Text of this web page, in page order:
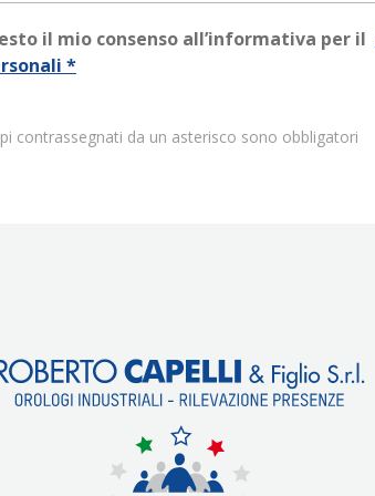
il mio consenso all’informativa per il
*
contrassegnati da un asterisco sono obbligatori